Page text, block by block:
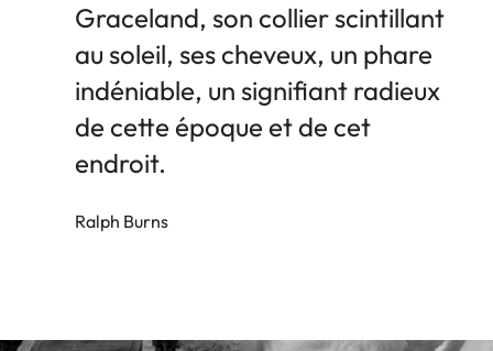
Graceland, son collier scintillant
au soleil, ses cheveux, un phare
indéniable, un signifiant radieux
de cette époque et de cet
endroit.
Ralph Burns